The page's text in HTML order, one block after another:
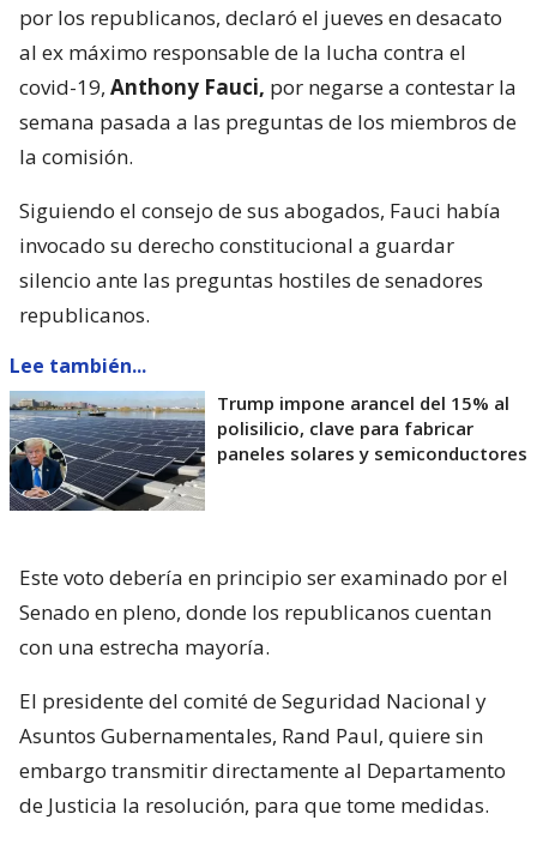
por los republicanos, declaró el jueves en desacato
al ex máximo responsable de la lucha contra el
covid-19, Anthony Fauci, por negarse a contestar la
semana pasada a las preguntas de los miembros de
la comisión.
Siguiendo el consejo de sus abogados, Fauci había
invocado su derecho constitucional a guardar
silencio ante las preguntas hostiles de senadores
republicanos.
Lee también...
Trump impone arancel del 15% al
polisilicio, clave para fabricar
paneles solares y semiconductores
Este voto debería en principio ser examinado por el
Senado en pleno, donde los republicanos cuentan
con una estrecha mayoría.
El presidente del comité de Seguridad Nacional y
Asuntos Gubernamentales, Rand Paul, quiere sin
embargo transmitir directamente al Departamento
de Justicia la resolución, para que tome medidas.